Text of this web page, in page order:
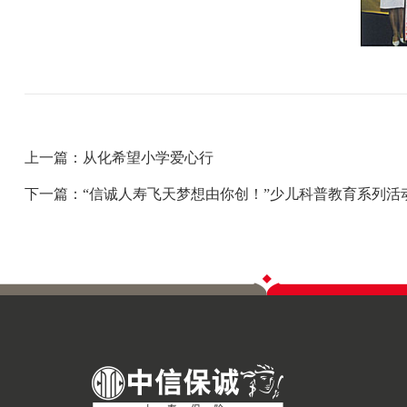
上一篇：从化希望小学爱心行
下一篇：“信诚人寿飞天梦想由你创！”少儿科普教育系列活